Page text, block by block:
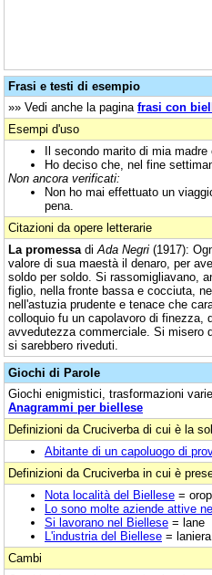
Frasi e testi di esempio
»» Vedi anche la pagina frasi con
Esempi d'uso
Il secondo marito di mia madre
Ho deciso che, nel fine
Non ancora verificati:
Non ho mai effettuato un
pena.
Citazioni da opere letterarie
La promessa di Ada Negri (1917):
valore di sua maestà il denaro, per
soldo per soldo. Si rassomigliavano,
figlio, nella fronte bassa e cocciuta,
nell'astuzia prudente e tenace che
colloquio fu un capolavoro di finezza,
avvedutezza commerciale. Si misero
si sarebbero riveduti.
Giochi di Parole
Giochi enigmistici, trasformazioni
Anagrammi per biellese
Definizioni da Cruciverba di cui è la
Abitante di un capoluogo di
Definizioni da Cruciverba in cui è
Nota località del Biellese =
Lo sono molte aziende attive
Si lavorano nel Biellese = lane
L'industria del Biellese = laniera
Cambi